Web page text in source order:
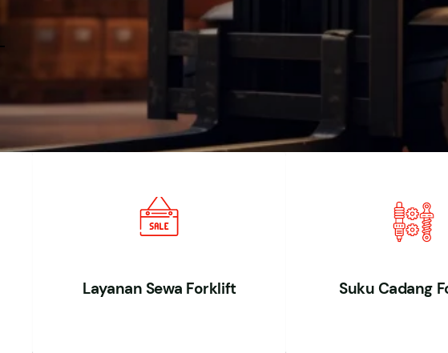
Layanan Sewa Forklift Suku Cadang